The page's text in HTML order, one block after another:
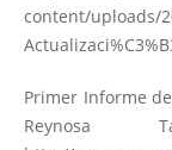
content/uploads/
Primer Informe
Reynosa